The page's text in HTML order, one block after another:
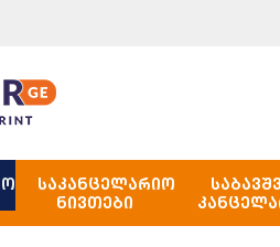
ᲡᲐᲙᲐᲜᲪᲔᲚᲐᲠᲘᲝ
ᲜᲘᲕᲗᲔᲑᲘ